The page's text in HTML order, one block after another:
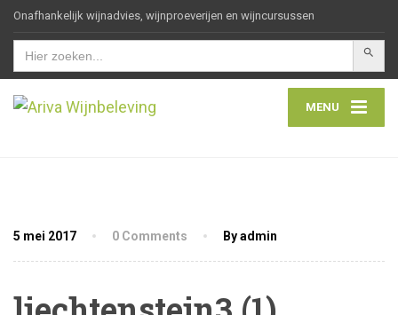
Onafhankelijk wijnadvies, wijnproeverijen en wijncursussen
Zoek
naar:
MENU
5 mei 2017 0 Comments By admin